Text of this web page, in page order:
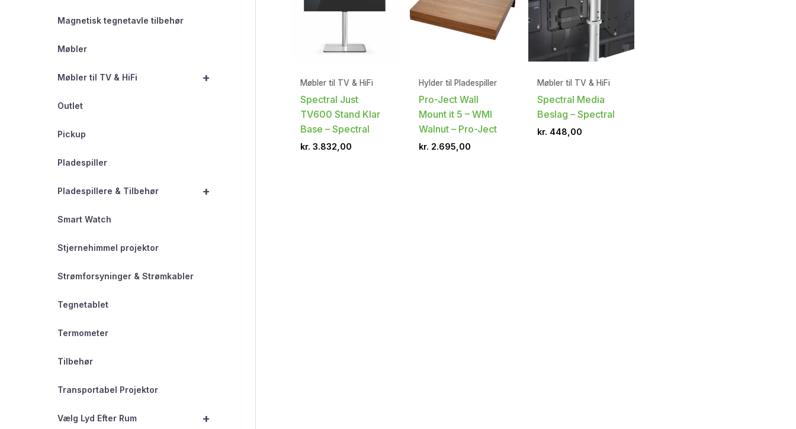
Magnetisk tegnetavle tilbehør
Møbler
+
Møbler til TV & HiFi
Outlet
Pickup
Pladespiller
+
Pladespillere & Tilbehør
Smart Watch
Stjernehimmel projektor
Strømforsyninger & Strømkabler
Tegnetablet
Termometer
Tilbehør
Transportabel Projektor
+
Vælg Lyd Efter Rum
Møbler til TV & HiFi
Spectral Just
TV600 Stand Klar
Base – Spectral
kr. 3.832,00
Hylder til Pladespiller
Pro-Ject Wall
Mount it 5 – WMI
Walnut – Pro-Ject
kr. 2.695,00
Møbler til TV & HiFi
Spectral Media
Beslag – Spectral
kr. 448,00